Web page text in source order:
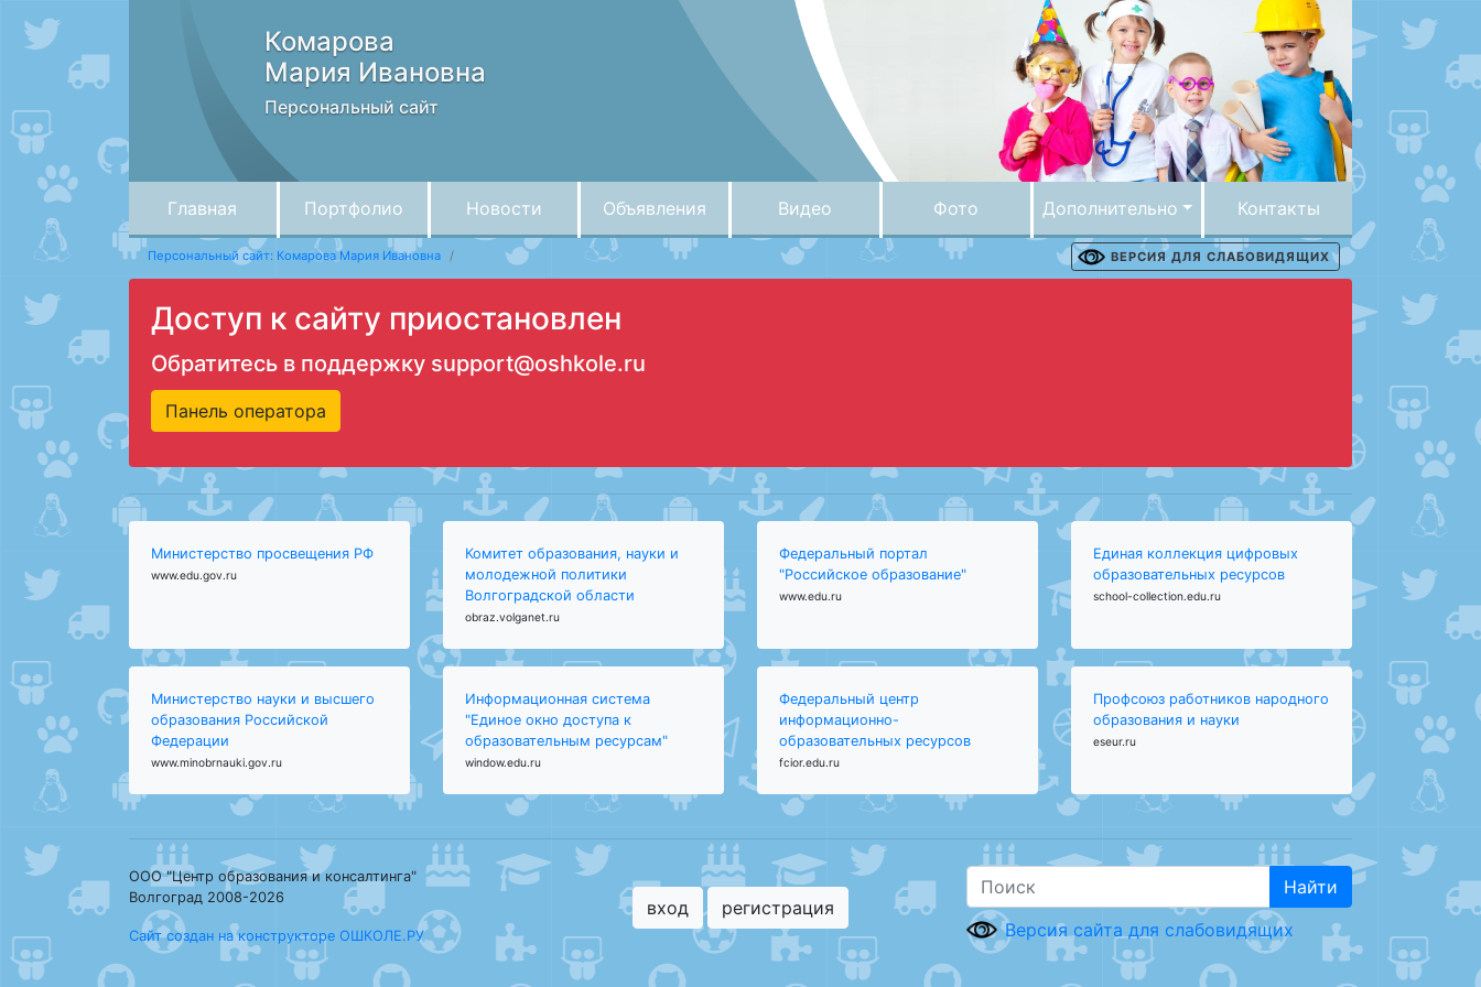
Комарова
Мария Ивановна
Персональный сайт
Главная Портфолио Новости Объявления Видео Фото Дополнительно Контакты
Персональный сайт: Комарова Мария Ивановна ВЕРСИЯ ДЛЯ СЛАБОВИДЯЩИХ
Доступ к сайту приостановлен
Обратитесь в поддержку support@oshkole.ru
Панель оператора
Министерство просвещения РФ
www.edu.gov.ru
Комитет образования, науки и
молодежной политики
Волгоградской области
obraz.volganet.ru
Федеральный портал
"Российское образование"
www.edu.ru
Единая коллекция цифровых
образовательных ресурсов
school-collection.edu.ru
Министерство науки и высшего
образования Российской
Федерации
www.minobrnauki.gov.ru
Информационная система
"Единое окно доступа к
образовательным ресурсам"
window.edu.ru
Федеральный центр
информационно-
образовательных ресурсов
fcior.edu.ru
Профсоюз работников народного
образования и науки
eseur.ru
ООО "Центр образования и консалтинга"
Волгоград 2008-2026
Сайт создан на конструкторе ОШКОЛЕ.РУ
вход регистрация
Найти
Версия сайта для слабовидящих